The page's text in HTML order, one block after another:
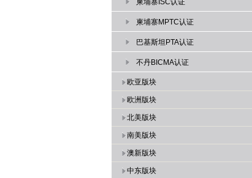
柬埔寨ISC认证
柬埔寨MPTC认证
巴基斯坦PTA认证
不丹BICMA认证
欧亚版块
欧洲版块
北美版块
南美版块
澳新版块
中东版块